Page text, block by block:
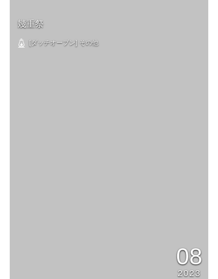
幾重祭
[ダッチオーブン] その他
08
2023